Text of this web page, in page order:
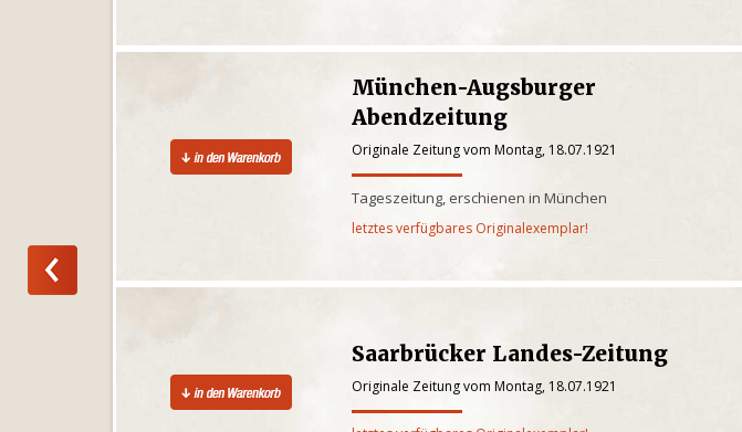
München-Augsburger
Abendzeitung
Originale Zeitung vom Montag, 18.07.1921
Tageszeitung, erschienen in München
letztes verfügbares Originalexemplar!
Saarbrücker Landes-Zeitung
Originale Zeitung vom Montag, 18.07.1921